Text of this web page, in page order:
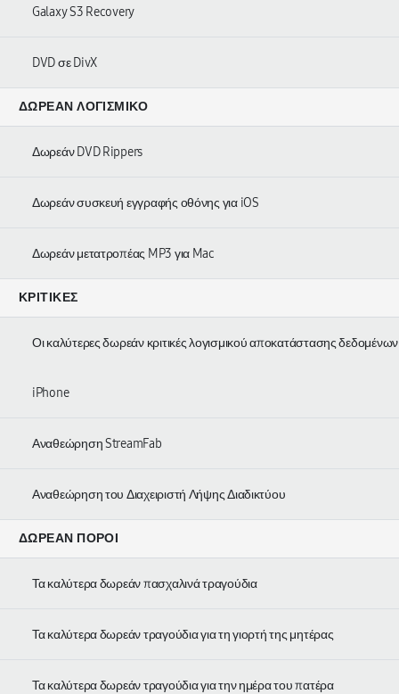
Galaxy S3 Recovery
DVD σε DivX
ΔΩΡΕΆΝ ΛΟΓΙΣΜΙΚΌ
Δωρεάν DVD Rippers
Δωρεάν συσκευή εγγραφής οθόνης για iOS
Δωρεάν μετατροπέας MP3 για Mac
ΚΡΙΤΙΚΈΣ
Οι καλύτερες δωρεάν κριτικές λογισμικού αποκατάστασης δεδομένων
iPhone
Αναθεώρηση StreamFab
Αναθεώρηση του Διαχειριστή Λήψης Διαδικτύου
ΔΩΡΕΆΝ ΠΌΡΟΙ
Τα καλύτερα δωρεάν πασχαλινά τραγούδια
Τα καλύτερα δωρεάν τραγούδια για τη γιορτή της μητέρας
Τα καλύτερα δωρεάν τραγούδια για την ημέρα του πατέρα